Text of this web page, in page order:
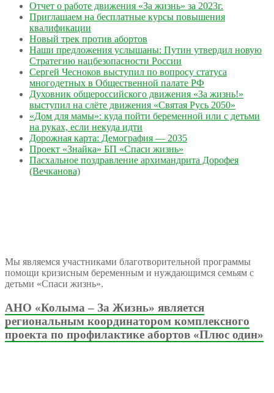
Отчет о работе движения «За жизнь» за 2023г.
Приглашаем на бесплатные курсы повышения
квалификации
Новый трек против абортов
Наши предложения услышаны: Путин утвердил новую
Стратегию нацбезопасности России
Сергей Чесноков выступил по вопросу статуса
многодетных в Общественной палате РФ
Духовник общероссийского движения «За жизнь!»
выступил на слёте движения «Святая Русь 2050»
«Дом для мамы»: куда пойти беременной или с детьми
на руках, если некуда идти
Дорожная карта: Демография — 2035
Проект «Знайка» БП «Спаси жизнь»
Пасхальное поздравление архимандрита Дорофея
(Вечканова)
Мы являемся участниками благотворительной программы
помощи кризисным беременным и нуждающимся семьям с
детьми «Спаси жизнь».
АНО «Колыма – За Жизнь» является
региональным координатором комплексного
проекта по профилактике абортов «Плюс один»